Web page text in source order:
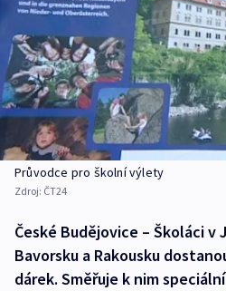
Průvodce pro školní výlety
Zdroj: ČT24
České Budějovice – Školáci v
Bavorsku a Rakousku
dárek. Směřuje k nim